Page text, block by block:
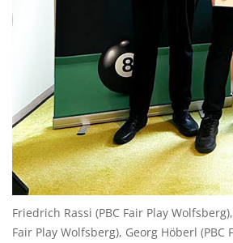
Friedrich Rassi (PBC Fair Play
Fair Play Wolfsberg), Georg Höberl (PBC